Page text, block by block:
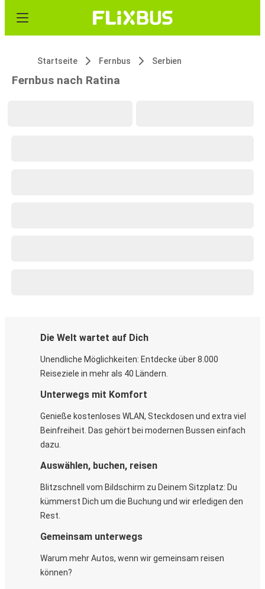
Startseite Fernbus Serbien
Fernbus nach Ratina
Die Welt wartet auf Dich
Unendliche Möglichkeiten: Entdecke über 8.000
Reiseziele in mehr als 40 Ländern.
Unterwegs mit Komfort
Genieße kostenloses WLAN, Steckdosen und extra viel
Beinfreiheit. Das gehört bei modernen Bussen einfach
dazu.
Auswählen, buchen, reisen
Blitzschnell vom Bildschirm zu Deinem Sitzplatz: Du
kümmerst Dich um die Buchung und wir erledigen den
Rest.
Gemeinsam unterwegs
Warum mehr Autos, wenn wir gemeinsam reisen
können?